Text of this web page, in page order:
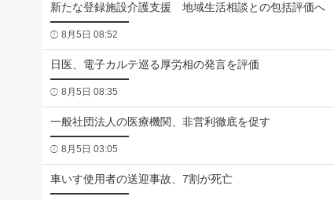
新たな登録施設介護支援 地域生活相談との包括評価へ
8月5日 08:52
日医、電子カルテ巡る厚労相の発言を評価
8月5日 08:35
一般社団法人の医療機関、非営利徹底を促す
8月5日 03:05
車いす使用者の送迎事故、7割が死亡